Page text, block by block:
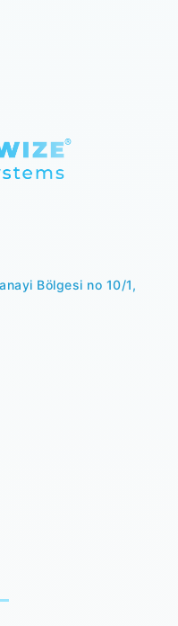
Bölgesi no 10/1,